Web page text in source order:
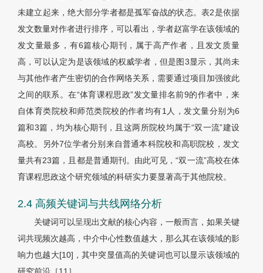
未建立起来，绝大部分学者都是孤军奋战的状态。表2是依据
发文数量对作者进行排序，可以看出，学者赵富学在该领域的
发文量最多，有6篇核心期刊，属于高产作者，且发文质量
高，可以认定为是该领域的权威学者，但是图3显示，其尚未
与其他作者产生密切的合作网络关系，需要通过项目加强彼此
之间的联系。在“体育课程思政”发文量排名前9的作者中，来
自体育类院校和师范类院校的作者均有1人，发文量分别为6
篇和3篇，均为核心期刊，且这两所院校均属于“双一流”建设
高校。另外7位学者分别来自普通本科院校和高职院校，发文
量共有23篇，且都是普通期刊。由此可见，“双一流”高校在体
育课程思政这个研究领域的科研实力要显著高于其他院校。
2.4 高频关键词与共线网络分析
关键词可以呈现出文献的核心内容，一般而言，如果关键
词共现频次越高，中介中心性数值越大，那么其在该领域的影
响力也越大[10]，其中突显值高的关键词也可以显示该领域的